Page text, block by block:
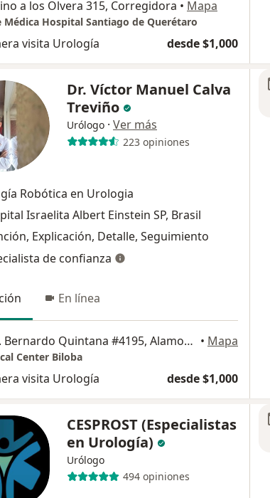
a los Olvera 315, Corregidora • Mapa
Médica Hospital Santiago de Querétaro
visita Urología desde $1,000
Dr. Víctor Manuel Calva
Treviño
Urólogo · Ver más
223 opiniones
Robótica en Urologia
Israelita Albert Einstein SP, Brasil
Explicación, Detalle, Seguimiento
de confianza
En línea
Blvd. Bernardo Quintana #4195, Alamos 3a Piso 2, Santiago de Querétaro • Mapa
Center Biloba
visita Urología desde $1,000
CESPROST (Especialistas
en Urología)
Urólogo
494 opiniones